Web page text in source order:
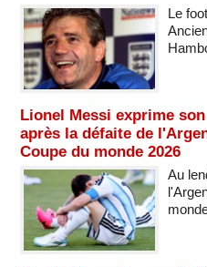
Le
Lionel Messi exprime
après la défaite de
Coupe du monde 2026
Au